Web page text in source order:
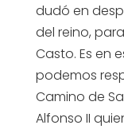
dudó en
del reino,
Casto. Es en
podemos
Camino de
Alfonso II